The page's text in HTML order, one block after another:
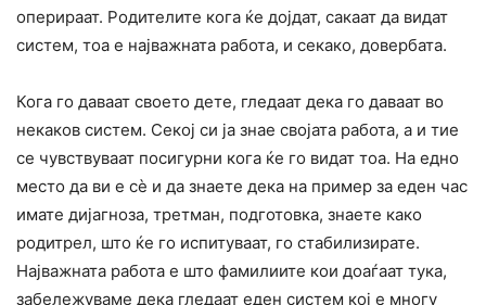
оперираат. Родителите кога ќе дојдат, сакаат да видат
систем, тоа е најважната работа, и секако, довербата.
Кога го даваат своето дете, гледаат дека го даваат во
некаков систем. Секој си ја знае својата работа, а и тие
се чувствуваат посигурни кога ќе го видат тоа. На едно
место да ви е сè и да знаете дека на пример за еден час
имате дијагноза, третман, подготовка, знаете како
родитрел, што ќе го испитуваат, го стабилизирате.
Најважната работа е што фамилиите кои доаѓаат тука,
забележуваме дека гледаат еден систем кој е многу